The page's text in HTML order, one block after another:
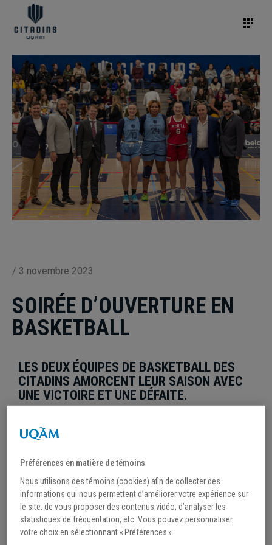
/ 3 novembre 2023
SOIRÉE D’OUVERTURE EN
BASKETBALL
LES DEUX ÉQUIPES DE BASKETBALL DES
CITADINS AMORCENT LEUR SAISON AVEC
UNE VICTOIRE ET UNE DÉFAITE.
Les équipes de basketball des Citadins, qui ont toutes
deux remporté le Championnat provincial l’an dernier,
amorçaient leur saison face aux formations de
l’Université McGill, le 2 novembre dernier, au Centre
sportif.
Pour l’occasion, c’est un public de plus de 400
Préférences en matière de témoins
Nous utilisons des témoins (cookies) afin de collecter des
informations qui nous permettent d’améliorer votre expérience sur
le site, de vous proposer des contenus vidéo, d’analyser les
statistiques de fréquentation, etc. Vous pouvez personnaliser
votre choix en sélectionnant « Préférences ».